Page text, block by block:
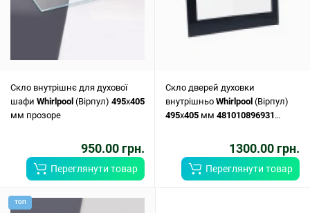
Скло внутрішнє для духової
шафи Whirlpool (Вірпул) 495x405
мм прозоре
950.00 грн.
Переглянути товар
Скло дверей духовки
внутрішньо Whirlpool (Вірпул)
495x405 мм 481010896931
1300.00 грн.
Переглянути товар
ТОП